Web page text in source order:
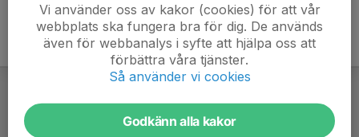
Vi använder oss av kakor (cookies) för att vår
webbplats ska fungera bra för dig. De används
även för webbanalys i syfte att hjälpa oss att
förbättra våra tjänster.
Så använder vi cookies
Godkänn alla kakor